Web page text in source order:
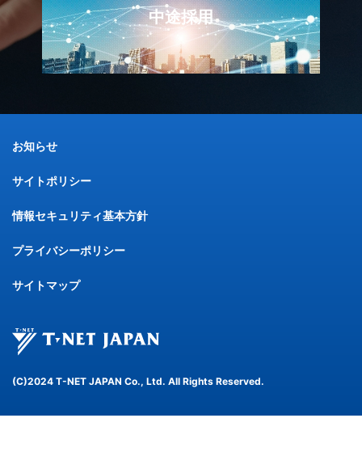
中途採用
お知らせ
サイトポリシー
情報セキュリティ基本方針
プライバシーポリシー
サイトマップ
(C)2024 T-NET JAPAN Co., Ltd. All Rights Reserved.